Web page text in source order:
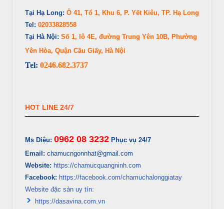
Tại Hạ Long: Ô 41, Tổ 1, Khu 6, P. Yết Kiêu, TP. Hạ Long
Tel: 02033828558
Tại Hà Nội: Số 1, lô 4E, đường Trung Yên 10B, Phường
Yên Hòa, Quận Cầu Giấy, Hà Nội
Tel: 0246.682.3737
HOT LINE 24/7
Ms Diệu: 0962 08 3232 Phục vụ 24/7
Email: chamucngonnhat@gmail.com
Website: https://chamucquangninh.com
Facebook: https://facebook.com/chamuchalonggiatay
Website đặc sản uy tín:
https://dasavina.com.vn